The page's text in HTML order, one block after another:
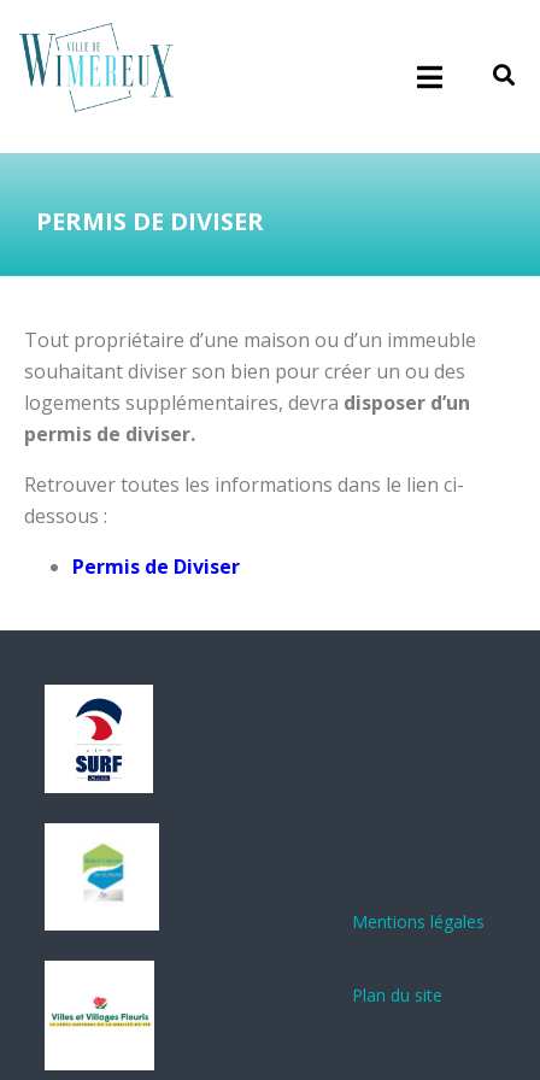
PERMIS DE DIVISER
Tout propriétaire d’une maison ou d’un immeuble
souhaitant diviser son bien pour créer un ou des
logements supplémentaires, devra disposer d’un
permis de diviser.
Retrouver toutes les informations dans le lien ci-
dessous :
Permis de Diviser
Mentions légales
Plan du site